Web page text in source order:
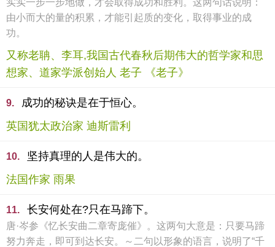
实实一步一步地做，才会取得成功和胜利。这两句话说明：
由小而大的量的积累，才能引起质的变化，取得事业的成
功。
又称老聃、李耳,我国古代春秋后期伟大的哲学家和思
想家、道家学派创始人 老子 《老子》
9.
成功的秘诀是在于恒心。
英国犹太政治家 迪斯雷利
10.
坚持真理的人是伟大的。
法国作家 雨果
11. 长安何处在?只在马蹄下。
唐·岑参《忆长安曲二章寄庞催》。这两句大意是：只要马蹄
努力奔走，即可到达长安。～二句以形象的语言，说明了“千